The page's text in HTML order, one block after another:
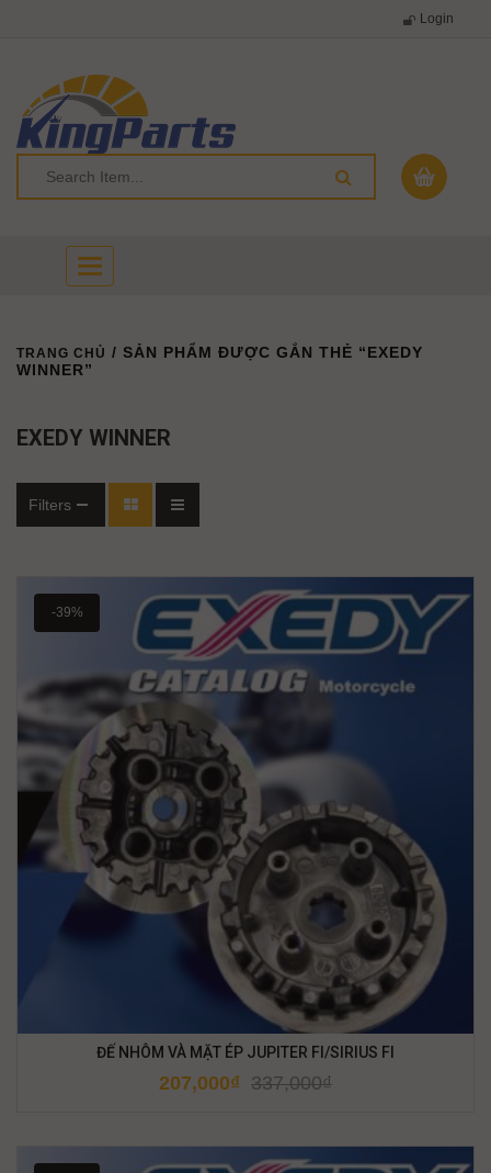
Login
Toggle
navigation
TRANG CHỦ / SẢN PHẨM ĐƯỢC GẮN THẺ “EXEDY
WINNER”
EXEDY WINNER
Filters
-39%
ĐẾ NHÔM VÀ MẶT ÉP JUPITER FI/SIRIUS FI
337,000₫
207,000₫